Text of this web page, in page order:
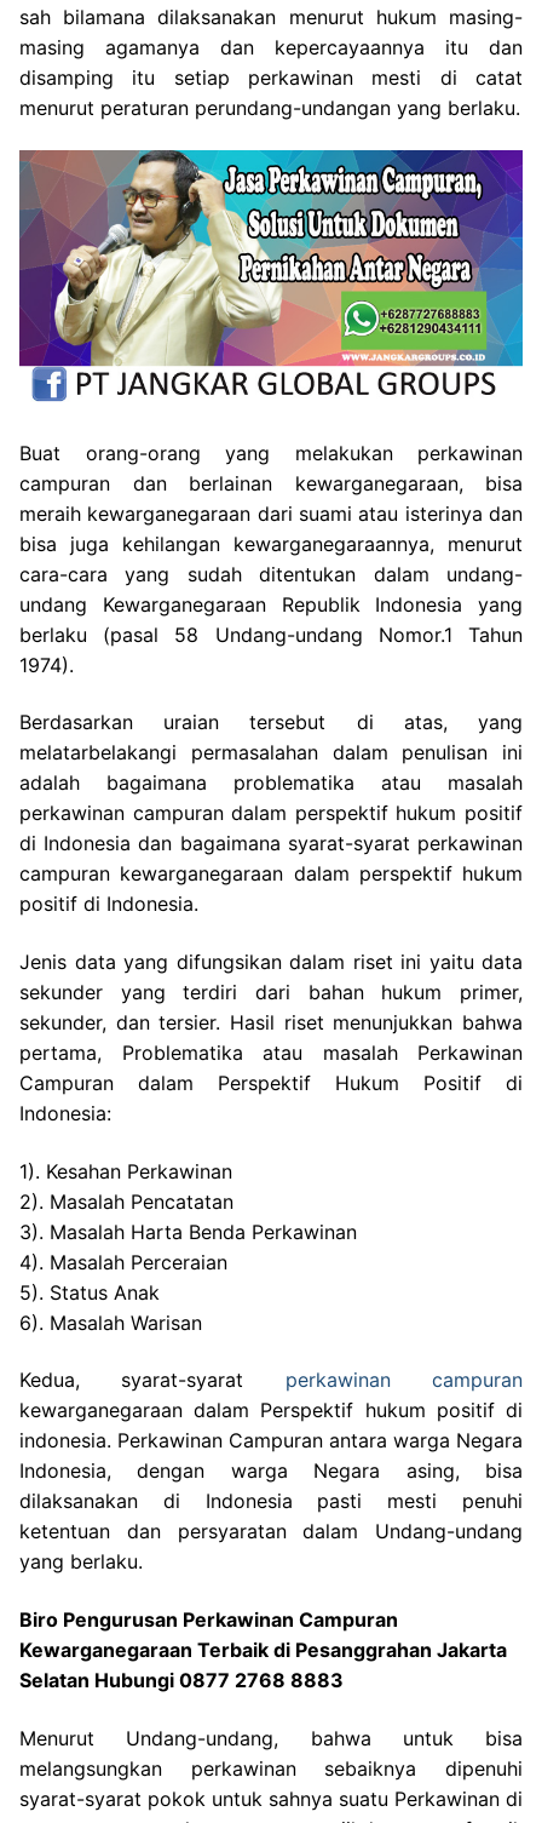
sah bilamana dilaksanakan menurut hukum masing-
masing agamanya dan kepercayaannya itu dan
disamping itu setiap perkawinan mesti di catat
menurut peraturan perundang-undangan yang berlaku.
Buat orang-orang yang melakukan perkawinan
campuran dan berlainan kewarganegaraan, bisa
meraih kewarganegaraan dari suami atau isterinya dan
bisa juga kehilangan kewarganegaraannya, menurut
cara-cara yang sudah ditentukan dalam undang-
undang Kewarganegaraan Republik Indonesia yang
berlaku (pasal 58 Undang-undang Nomor.1 Tahun
1974).
Berdasarkan uraian tersebut di atas, yang
melatarbelakangi permasalahan dalam penulisan ini
adalah bagaimana problematika atau masalah
perkawinan campuran dalam perspektif hukum positif
di Indonesia dan bagaimana syarat-syarat perkawinan
campuran kewarganegaraan dalam perspektif hukum
positif di Indonesia.
Jenis data yang difungsikan dalam riset ini yaitu data
sekunder yang terdiri dari bahan hukum primer,
sekunder, dan tersier. Hasil riset menunjukkan bahwa
pertama, Problematika atau masalah Perkawinan
Campuran dalam Perspektif Hukum Positif di
Indonesia:
1). Kesahan Perkawinan
2). Masalah Pencatatan
3). Masalah Harta Benda Perkawinan
4). Masalah Perceraian
5). Status Anak
6). Masalah Warisan
Kedua, syarat-syarat perkawinan campuran
kewarganegaraan dalam Perspektif hukum positif di
indonesia. Perkawinan Campuran antara warga Negara
Indonesia, dengan warga Negara asing, bisa
dilaksanakan di Indonesia pasti mesti penuhi
ketentuan dan persyaratan dalam Undang-undang
yang berlaku.
Biro Pengurusan Perkawinan Campuran
Kewarganegaraan Terbaik di Pesanggrahan Jakarta
Selatan Hubungi 0877 2768 8883
Menurut Undang-undang, bahwa untuk bisa
melangsungkan perkawinan sebaiknya dipenuhi
syarat-syarat pokok untuk sahnya suatu Perkawinan di